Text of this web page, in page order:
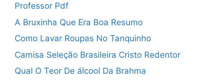
Professor Pdf
A Bruxinha Que Era Boa Resumo
Como Lavar Roupas No Tanquinho
Camisa Seleção Brasileira Cristo Redentor
Qual O Teor De álcool Da Brahma